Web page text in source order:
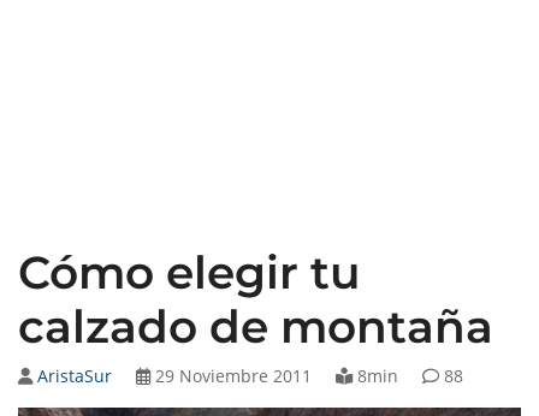
Cómo elegir tu
calzado de montaña
AristaSur 29 Noviembre 2011 8min 88